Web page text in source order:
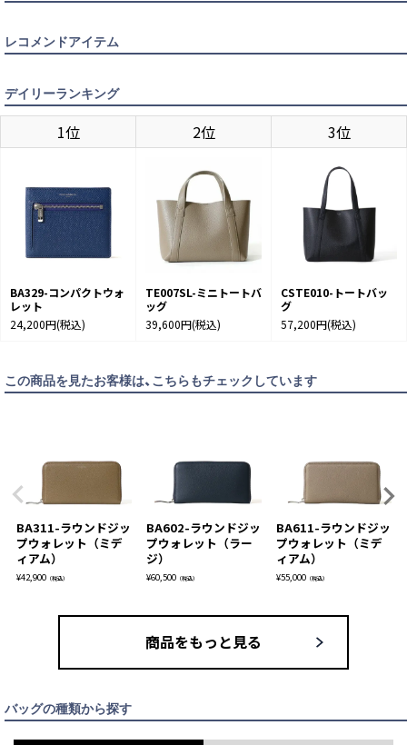
WHITE
入荷待ち 入荷お知らせ
レコメンドアイテム
デイリーランキング
1位 2位 3位
BA329-コンパクトウォ
レット
24,200円(税込)
TE007SL-ミニトートバ
ッグ
39,600円(税込)
CSTE010-トートバッ
グ
57,200円(税込)
この商品を見たお客様は、こちらもチェックしています
BA311-ラウンドジッ
プウォレット（ミデ
ィアム）
¥42,900 （税込）
BA602-ラウンドジッ
プウォレット（ラー
ジ）
¥60,500 （税込）
BA611-ラウンドジッ
プウォレット（ミデ
ィアム）
¥55,000 （税込）
商品をもっと見る
バッグの種類から探す